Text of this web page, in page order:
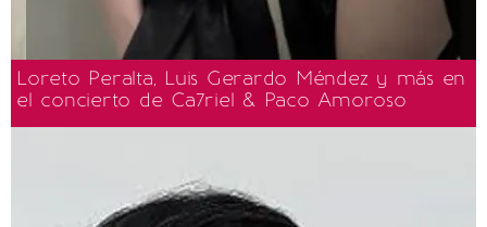
Loreto Peralta, Luis Gerardo Méndez y más en
el concierto de Ca7riel & Paco Amoroso